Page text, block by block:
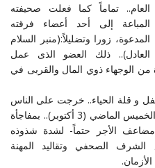
العام.. تماماً كما فعلت صحيفته
المباعة إلى أحد أعضاء فرقته
المدعوة، زورا وتضليلاً:(منبر السلام
العادل).. ذلك العضو الذى عمل
الوجهاء ذوي المال والقربى في
و قلة الحياء.. خرجت على الناس
تلك الصحيفة.. في صفحتها السادسة الخميس الماضي (3 أكتوبر).. بمفاجأة
مضاعف الأجر حتماً- لشدة شذوذه
الشرف الصحفي وتقاليد المهنة